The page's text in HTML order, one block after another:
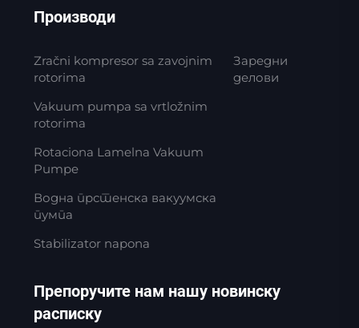
Производи
Zračni kompresor sa zavojnim
rotorima
Vakuum pumpa sa vrtložnim
rotorima
Rotaciona Lamelna Vakuum
Pumpe
Водна прстенска вакуумска
пумпа
Stabilizator napona
Заредни
делови
Препоручите нам нашу новинску
расписку